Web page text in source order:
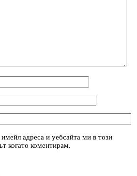
адреса и уебсайта ми в този
когато коментирам.